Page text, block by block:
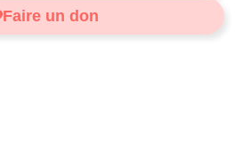
Faire un don